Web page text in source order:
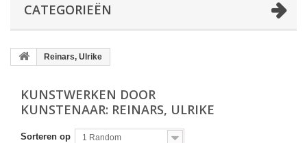
CATEGORIEËN
Reinars, Ulrike
KUNSTWERKEN DOOR
KUNSTENAAR: REINARS, ULRIKE
Sorteren op 1 Random